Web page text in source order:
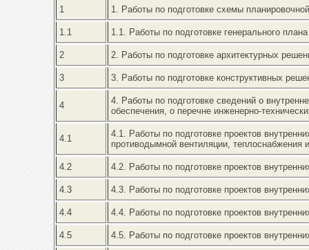
1 1. Работы по подготовке схемы
1.1 1.1. Работы по подготовке генерального
2 2. Работы по подготовке архитектурных
3 3. Работы по подготовке конструктивных
4
4. Работы по подготовке сведений о
обеспечения, о перечне инженерно-
4.1
4.1. Работы по подготовке проектов
противодымной вентиляции, теплоснабжения
4.2 4.2. Работы по подготовке проектов
4.3 4.3. Работы по подготовке проектов
4.4 4.4. Работы по подготовке проектов
4.5 4.5. Работы по подготовке проектов